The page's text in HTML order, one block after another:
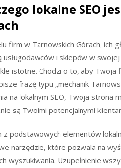
lokalne SEO
firm w Tarnowskich Górach, ich
usługodawców i sklepów w
istotne. Chodzi o to, aby Twoja
frazę typu „mechanik
na lokalnym SEO, Twoja
są Twoimi potencjalnymi
z podstawowych elementów
narzędzie, które pozwala na
wyszukiwania. Uzupełnienie